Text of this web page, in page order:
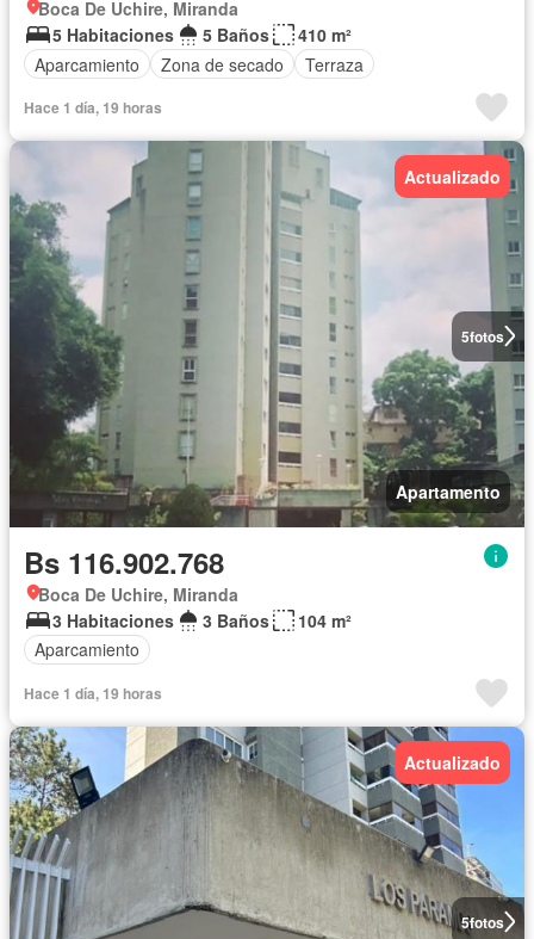
Boca De Uchire, Miranda
5 Habitaciones
5 Baños
410 m²
Aparcamiento
Zona de secado Terraza
Hace 1 día, 19 horas
5fotos
Actualizado
Apartamento
Bs 116.902.768
Boca De Uchire, Miranda
3 Habitaciones
3 Baños
104 m²
Aparcamiento
Hace 1 día, 19 horas
5fotos
Actualizado